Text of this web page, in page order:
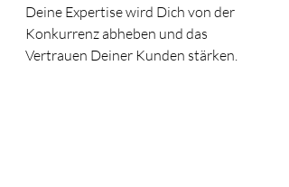
Deine Expertise wird Dich von der
Konkurrenz abheben und das
Vertrauen Deiner Kunden stärken.